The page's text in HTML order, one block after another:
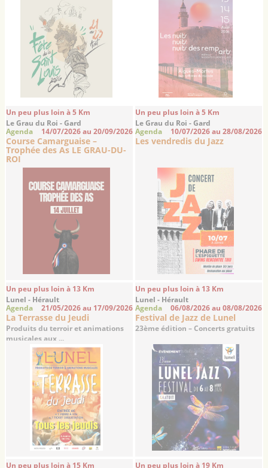
Un peu plus loin à 5 Km
Le Grau du Roi - Gard
Agenda 14/07/2026 au 20/09/2026
Course Camarguaise –
Trophée des As LE GRAU-DU-
ROI
Un peu plus loin à 5 Km
Le Grau du Roi - Gard
Agenda 10/07/2026 au 28/08/2026
Les vendredis du Jazz
Un peu plus loin à 13 Km
Lunel - Hérault
Agenda 21/05/2026 au 17/09/2026
La Terrasse du Jeudi
Produits du terroir et animations
musicales aux ...
Un peu plus loin à 13 Km
Lunel - Hérault
Agenda 06/08/2026 au 08/08/2026
Festival de Jazz de Lunel
23ème édition – Concerts gratuits
Un peu plus loin à 15 Km
Un peu plus loin à 19 Km